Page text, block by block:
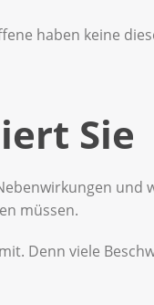
haben keine
Sie
und
müssen.
Denn viele